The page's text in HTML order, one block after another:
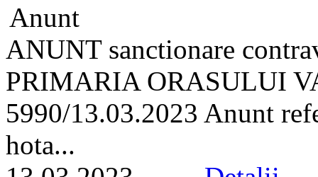
ANUNT sanctionare
PRIMARIA ORASULUI
5990/13.03.2023 Anunt
hota...